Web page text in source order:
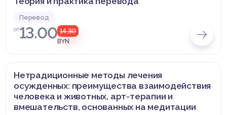
Перевод
от13.00 14,30
BYN
Нетрадиционные методы лечения
осужденных: преимущества взаимодействия
человека и животных, арт-терапии и
вмешательств, основанных на медитации